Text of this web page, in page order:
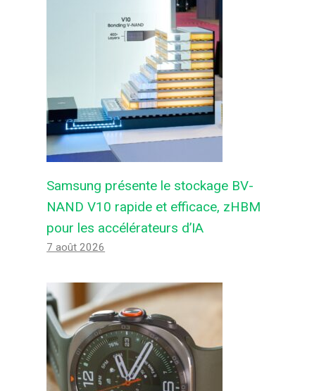
Samsung présente le stockage BV-
NAND V10 rapide et efficace, zHBM
pour les accélérateurs d’IA
7 août 2026